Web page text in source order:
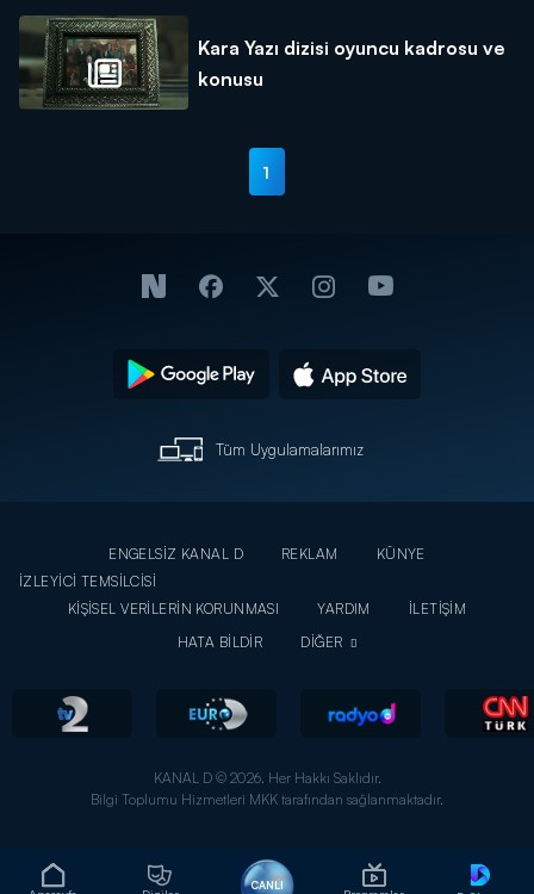
CANLI
Kara Yazı dizisi oyuncu kadrosu ve
konusu
1
Tüm Uygulamalarımız
ENGELSİZ KANAL D REKLAM
KÜNYE
İZLEYİCİ TEMSİLCİSİ
KİŞİSEL VERİLERİN KORUNMASI
YARDIM
İLETİŞİM
HATA BİLDİR
DİĞER
KANAL D © 2026. Her Hakkı Saklıdır.
Bilgi Toplumu Hizmetleri MKK tarafından sağlanmaktadır.